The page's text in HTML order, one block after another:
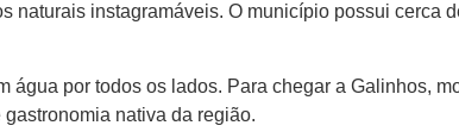
naturais instagramáveis. O município possui cerca
por todos os lados. Para chegar a Galinhos,
nativa da região.